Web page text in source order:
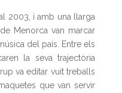
2003, i amb una llarga
Menorca van marcar
del país. Entre els
la seva trajectòria
va editar vuit treballs
que van servir